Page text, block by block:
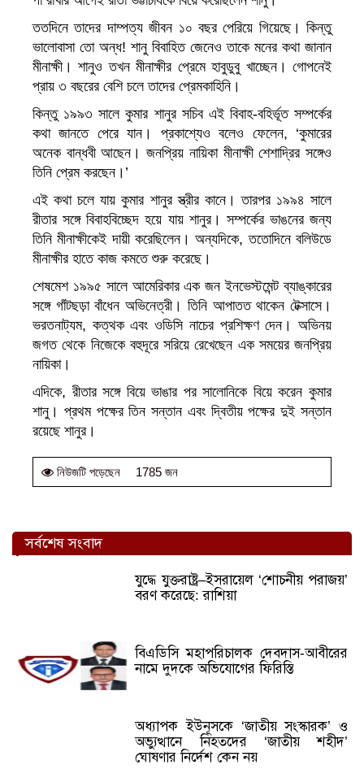
ততদিনে তাদের দাম্পত্য জীবন ১০ বছর পেরিয়ে গিয়েছে। কিন্তু
ভালোবাসা তো অন্ধ! শানু বিবাহিত জেনেও তাকে মনের কথা জানান
মীনাক্ষী। শানুও তখন মীনাক্ষীর প্রেমে হাবুডুবু খাচ্ছেন। গোপনেই
প্রায় ৩ বছরের বেশি চলে তাদের প্রেমকাহিনি।
কিন্তু ১৯৯৩ সালে কুমার শানুর সচিব এই বিবাহ-বহির্ভূত সম্পর্কের
কথা জানতে পেরে যান। প্রকাশ্যেও বলেও ফেলেন, ‘কুমারের
অনেক বান্ধবী আছেন। জনপ্রিয় নায়িকা মীনাক্ষী শেশাদ্রির সঙ্গেও
তিনি প্রেম করছেন।’
এই কথা চলে যায় কুমার শানুর স্ত্রীর কানে। তারপর ১৯৯৪ সালে
রীতার সঙ্গে বিবাহবিচ্ছেদ হয়ে যায় শানুর। সম্পর্কের ভাঙনের জন্য
তিনি মীনাক্ষীকেই দায়ী করেছিলেন। অন্যদিকে, ততোদিনে বলিউডে
মীনাক্ষীর হাতে কাজ কমতে শুরু করেছে।
শেষমেশ ১৯৯৫ সালে আমেরিকার এক জন ইনভেস্টমেন্ট ব্যাঙ্কারের
সঙ্গে গাঁটছড়া বাঁধেন অভিনেত্রী। তিনি আপাতত থাকেন টেক্সাসে।
ভরতনাট্যম, কত্থক এবং ওডিসি নাচের প্রশিক্ষণ দেন। অভিনয়
জগত থেকে নিজেকে বহুদূরে সরিয়ে রেখেছেন এক সময়ের জনপ্রিয়
নায়িকা।
এদিকে, রীতার সঙ্গে বিয়ে ভাঙার পর সালোনিকে বিয়ে করেন কুমার
শানু। প্রথম পক্ষের তিন সন্তান এবং দ্বিতীয় পক্ষের দুই সন্তান
রয়েছে শানুর।
নিউজটি পড়েছেন 1785 জন
সর্বশেষ সংবাদ
যুদ্ধে যুক্তরাষ্ট্র–ইসরায়েল ‘শোচনীয় পরাজয়’
বরণ করেছে: রাশিয়া
বিএডিসি মহাপরিচালক দেবদাস-আবীরের
নামে দুদকে অভিযোগের ফিরিস্তি
অধ্যাপক ইউনূসকে ‘জাতীয় সংস্কারক’ ও
অভ্যুত্থানে নিহতদের ‘জাতীয় শহীদ’
ঘোষণার নির্দেশ কেন নয়